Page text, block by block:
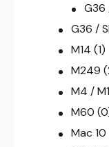
G36
G36 /
M14 (1)
M249
M4 /
M60
Mac 10